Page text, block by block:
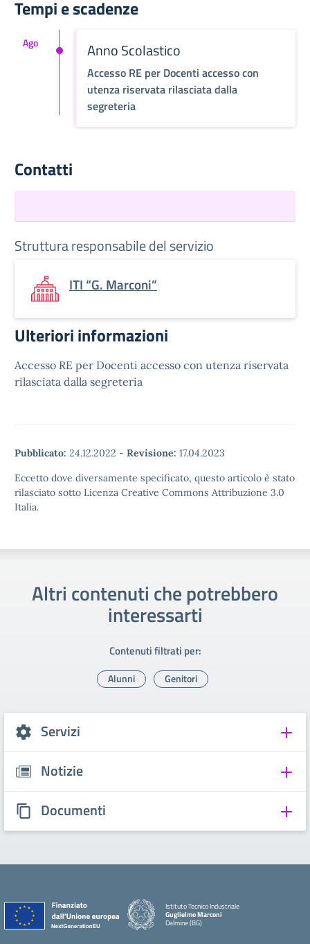
Tempi e scadenze
Anno Scolastico
Accesso RE per Docenti accesso con
utenza riservata rilasciata dalla
segreteria
Ago
Contatti
Struttura responsabile del servizio
ITI “G. Marconi”
Ulteriori informazioni
Accesso RE per Docenti accesso con utenza riservata
rilasciata dalla segreteria
Pubblicato: 24.12.2022 - Revisione: 17.04.2023
Eccetto dove diversamente specificato, questo articolo è stato
rilasciato sotto Licenza Creative Commons Attribuzione 3.0
Italia.
Altri contenuti che potrebbero
interessarti
Contenuti filtrati per:
Alunni Genitori
Servizi
Notizie
Documenti
Istituto Tecnico Industriale
Guglielmo Marconi
Dalmine (BG)